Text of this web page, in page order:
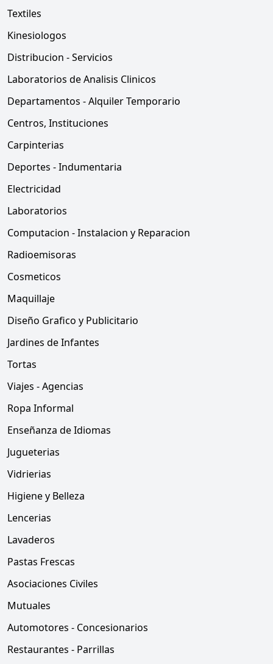
Textiles
Kinesiologos
Distribucion - Servicios
Laboratorios de Analisis Clinicos
Departamentos - Alquiler Temporario
Centros, Instituciones
Carpinterias
Deportes - Indumentaria
Electricidad
Laboratorios
Computacion - Instalacion y Reparacion
Radioemisoras
Cosmeticos
Maquillaje
Diseño Grafico y Publicitario
Jardines de Infantes
Tortas
Viajes - Agencias
Ropa Informal
Enseñanza de Idiomas
Jugueterias
Vidrierias
Higiene y Belleza
Lencerias
Lavaderos
Pastas Frescas
Asociaciones Civiles
Mutuales
Automotores - Concesionarios
Restaurantes - Parrillas